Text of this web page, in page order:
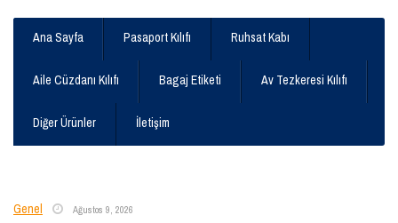
Ana Sayfa Pasaport Kılıfı Ruhsat Kabı
Aile Cüzdanı Kılıfı Bagaj Etiketi Av Tezkeresi Kılıfı
Diğer Ürünler İletişim
Genel Ağustos 9, 2026